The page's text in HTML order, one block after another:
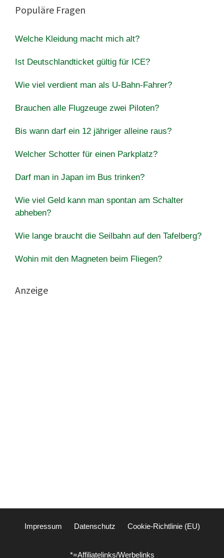
Populäre Fragen
Welche Kleidung macht mich alt?
Ist Deutschlandticket gültig für ICE?
Wie viel verdient man als U-Bahn-Fahrer?
Brauchen alle Flugzeuge zwei Piloten?
Bis wann darf ein 12 jähriger alleine raus?
Welcher Schotter für einen Parkplatz?
Darf man in Japan im Bus trinken?
Wie viel Geld kann man spontan am Schalter
abheben?
Wie lange braucht die Seilbahn auf den Tafelberg?
Wohin mit den Magneten beim Fliegen?
Anzeige
Impressum Datenschutz Cookie-Richtlinie (EU)
*=Affiliatelinks/Werbelinks